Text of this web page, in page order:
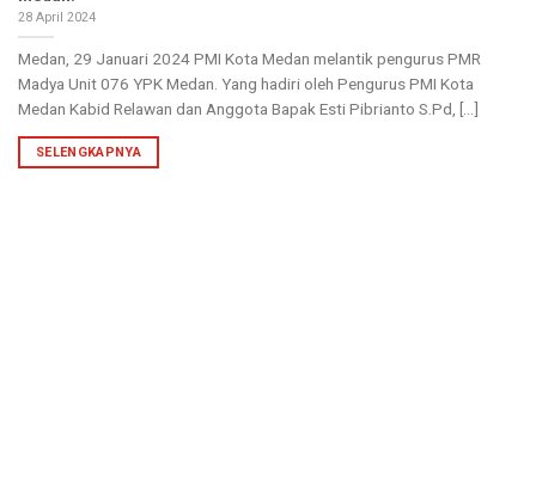
28 April 2024
Medan, 29 Januari 2024 PMI Kota Medan melantik pengurus PMR
Madya Unit 076 YPK Medan. Yang hadiri oleh Pengurus PMI Kota
Medan Kabid Relawan dan Anggota Bapak Esti Pibrianto S.Pd, [...]
SELENGKAPNYA